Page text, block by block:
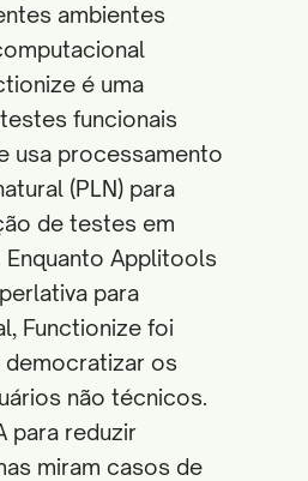
ambientes
é uma
funcionais
usa processamento
(PLN) para
de testes em
Enquanto Applitools
para
Functionize foi
democratizar os
não técnicos.
para reduzir
miram casos de